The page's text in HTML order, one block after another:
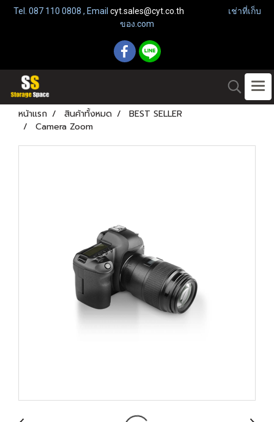
Tel. 087 110 0808 , Email cyt.sales@cyt.co.th เช่าที่เก็บ
ของ.com
หน้าแรก สินค้าทั้งหมด
BEST SELLER
Camera Zoom